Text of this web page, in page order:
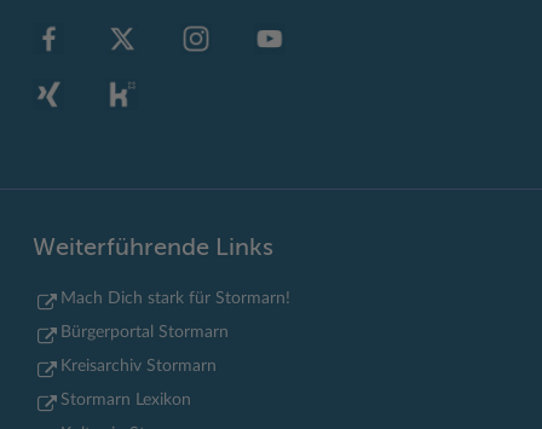
Weiterführende Links
Mach Dich stark für Stormarn!
Bürgerportal Stormarn
Kreisarchiv Stormarn
Stormarn Lexikon